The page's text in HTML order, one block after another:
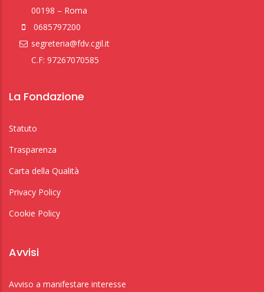
00198 – Roma
0685797200
segreteria@fdv.cgil.it
C.F: 97267070585
La Fondazione
Statuto
Trasparenza
Carta della Qualità
Privacy Policy
Cookie Policy
Avvisi
Avviso a manifestare interesse